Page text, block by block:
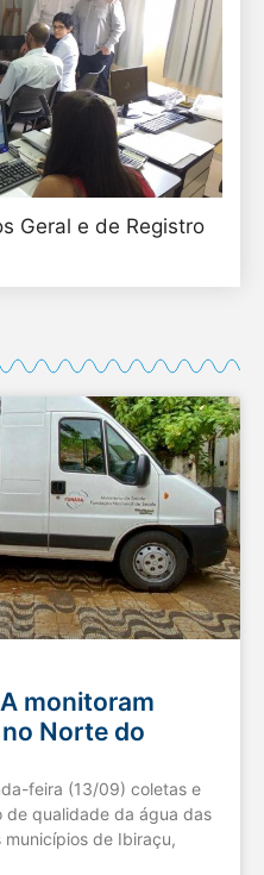
Geral e de Registro
monitoram
Norte do
feira (13/09) coletas e
de qualidade da água das
de Ibiraçu,